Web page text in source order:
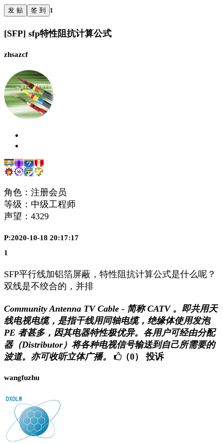
发 贴 签 到 1
[SFP] sfp特性阻抗计算公式
zhsazcf
角色：注册会员
等级：中级工程师
声望： 4329
P:2020-10-18 20:17:17
1
SFP平行线加铝箔屏蔽，特性阻抗计算公式是什么呢？
双线是不绞合的，并排
Community Antenna TV Cable - 简称 CATV 。即共用天
线电视电缆，是指干线用同轴电缆，绝缘体使用发泡
PE 者甚多，因其电器特性极优异。各用户可经由分配
器（Distributor）将各种电视信号输送到自己所需要的
波道。亦可收听立体广播。
（0） 投诉
wangfuzhu